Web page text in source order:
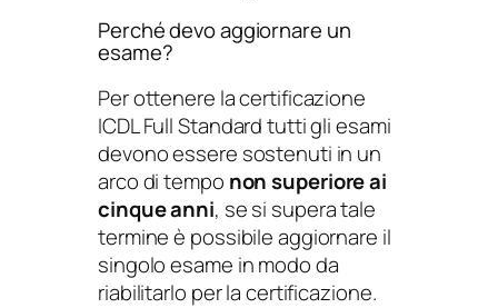
i
t
à
Perché devo aggiornare un
esame?
Per ottenere la certificazione
ICDL Full Standard tutti gli esami
devono essere sostenuti in un
arco di tempo non superiore ai
cinque anni, se si supera tale
termine è possibile aggiornare il
singolo esame in modo da
riabilitarlo per la certificazione.